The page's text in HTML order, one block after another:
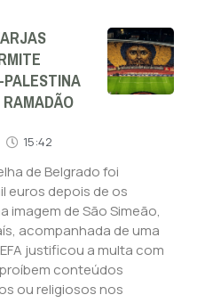
15:42
de Belgrado foi
euros depois de os
imagem de São Simeão,
acompanhada de uma
justificou a multa com
conteúdos
ou religiosos nos